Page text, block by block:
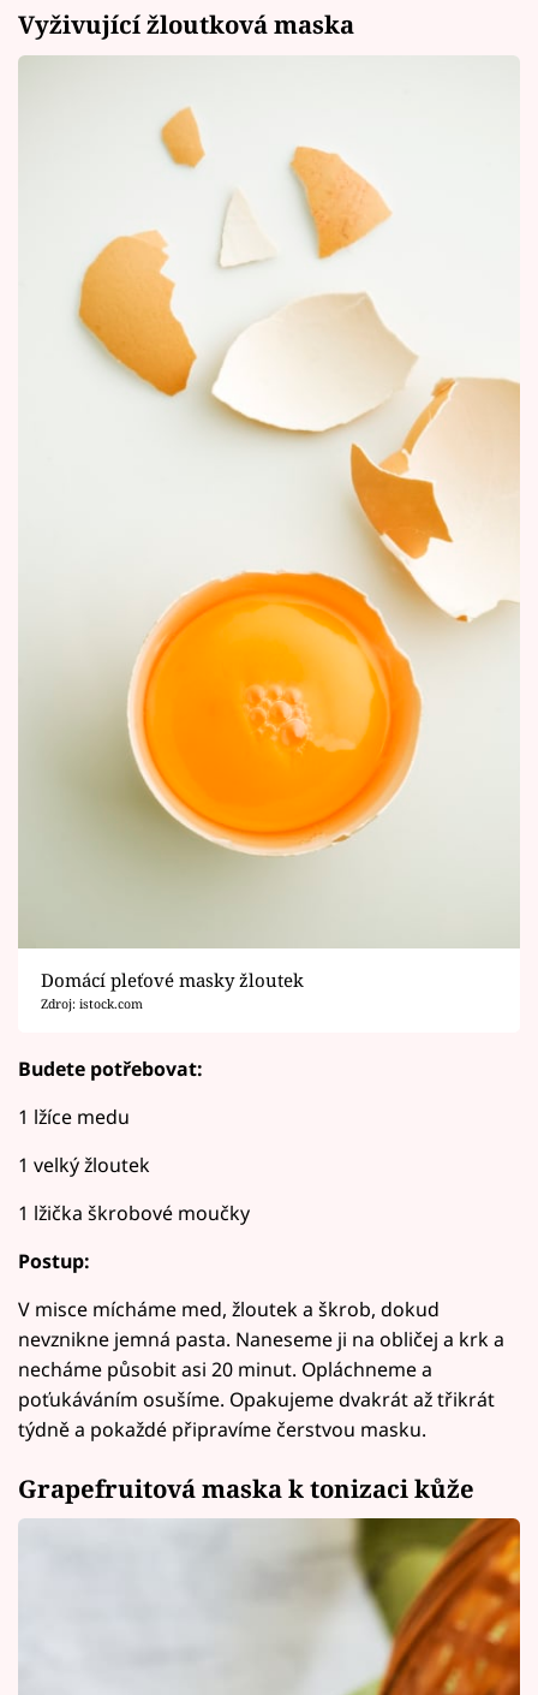
Vyživující žloutková maska
Domácí pleťové masky žloutek
Zdroj: istock.com
Budete potřebovat:
1 lžíce medu
1 velký žloutek
1 lžička škrobové moučky
Postup:
V misce mícháme med, žloutek a škrob, dokud
nevznikne jemná pasta. Naneseme ji na obličej a krk a
necháme působit asi 20 minut. Opláchneme a
poťukáváním osušíme. Opakujeme dvakrát až třikrát
týdně a pokaždé připravíme čerstvou masku.
Grapefruitová maska k tonizaci kůže